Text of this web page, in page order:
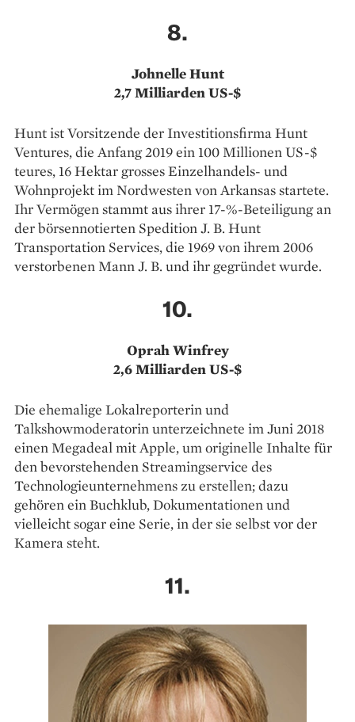
8.
Johnelle Hunt
2,7 Milliarden US-$
Hunt ist Vorsitzende der Inves­ti­tionsfirma Hunt
Ventures, die Anfang 2019 ein 100 Millionen US-$
teures, 16 Hektar grosses Einzelhandels- und
Wohnprojekt im Nordwesten von Arkansas startete.
Ihr Vermögen stammt aus ihrer 17-%-Beteiligung an
der börsen­notierten Spedition J. B. Hunt
Transportation Services, die 1969 von ihrem 2006
verstorbenen Mann J. B. und ihr gegründet wurde.
10.
Oprah Winfrey
2,6 Milliarden US-$
Die ehemalige Lokalreporterin und
Talkshowmoderatorin unterzeichnete im Juni 2018
einen Megadeal mit Apple, um originelle Inhalte für
den bevorstehenden Streamingservice des
Technologieunternehmens zu erstellen; dazu
gehören ein Buchklub, Dokumentationen und
vielleicht sogar eine Serie, in der sie selbst vor der
Kamera steht.
11.